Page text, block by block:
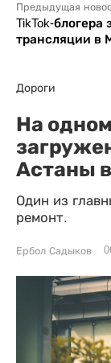
Предыдущая
TikTok-
трансляции в
Дороги
На
Астаны
Один из
ремонт.
Ербол Садыков